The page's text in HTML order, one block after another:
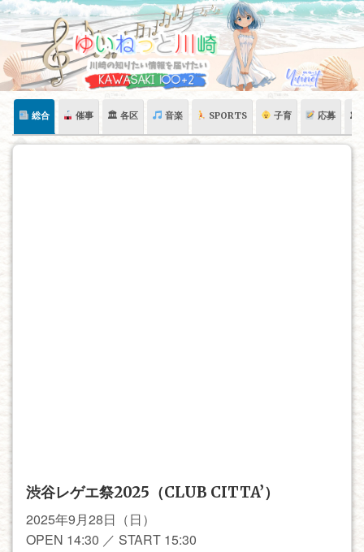
Skip
content
総合 催事 🏛 各区 音楽 SPORTS 子育 応募 🏛
渋谷レゲエ祭2025（CLUB CITTA’）
2025年9月28日（日）
OPEN 14:30 ／ START 15:30